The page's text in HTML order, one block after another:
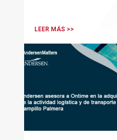
LEER MÁS >>